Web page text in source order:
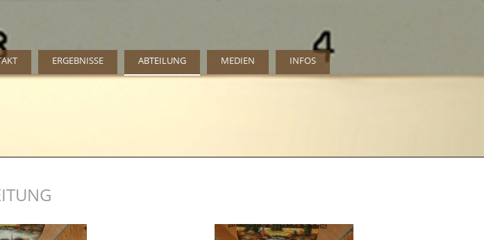
ERGEBNISSE ABTEILUNG MEDIEN INFOS